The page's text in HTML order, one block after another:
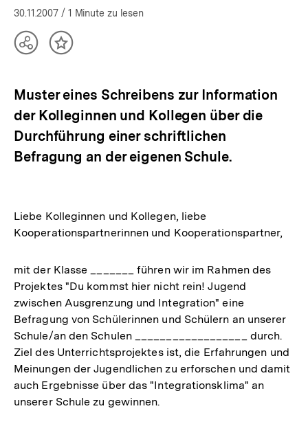
30.11.2007 / 1 Minute zu lesen
TeilenInhalt
Muster eines Schreibens zur Information
der Kolleginnen und Kollegen über die
Durchführung einer schriftlichen
Befragung an der eigenen Schule.
Liebe Kolleginnen und Kollegen, liebe
Kooperationspartnerinnen und Kooperationspartner,
mit der Klasse _______ führen wir im Rahmen des
Projektes "Du kommst hier nicht rein! Jugend
zwischen Ausgrenzung und Integration" eine
Befragung von Schülerinnen und Schülern an unserer
Schule/an den Schulen __________________ durch.
Ziel des Unterrichtsprojektes ist, die Erfahrungen und
Meinungen der Jugendlichen zu erforschen und damit
auch Ergebnisse über das "Integrationsklima" an
unserer Schule zu gewinnen.